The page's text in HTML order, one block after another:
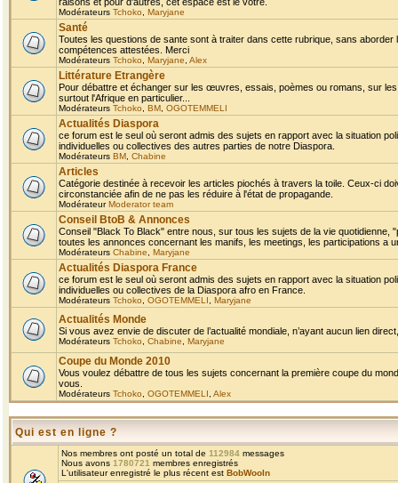
Modérateurs Tchoko Maryjane
Santé
Toutes les questions de sante sont à traiter dans cette rubrique, sans
compétences attestées. Merci
Modérateurs Tchoko Maryjane Alex
Littérature Etrangère
Pour débattre et échanger sur les œuvres, essais, poèmes ou romans, sur
surtout l'Afrique en particulier...
Modérateurs Tchoko BM OGOTEMMELI
Actualités Diaspora
ce forum est le seul où seront admis des sujets en rapport avec la situation
individuelles ou collectives des autres parties de notre Diaspora.
Modérateurs BM Chabine
Articles
Catégorie destinée à recevoir les articles piochés à travers la toile. Ceux-ci
circonstanciée afin de ne pas les réduire à l'état de propagande.
ModérateurModerator team
Conseil BtoB & Annonces
Conseil "Black To Black" entre nous, sur tous les sujets de la vie
toutes les annonces concernant les manifs, les meetings, les participations a
Modérateurs Chabine Maryjane
Actualités Diaspora France
ce forum est le seul où seront admis des sujets en rapport avec la situation
individuelles ou collectives de la Diaspora afro en France.
Modérateurs Tchoko OGOTEMMELI Maryjane
Actualités Monde
Si vous avez envie de discuter de l’actualité mondiale, n’ayant aucun lien
Modérateurs Tchoko Chabine Maryjane
Coupe du Monde 2010
Vous voulez débattre de tous les sujets concernant la première coupe du
vous.
Modérateurs Tchoko OGOTEMMELI Alex
Qui est en ligne ?
Nos membres ont posté un total de 112984 messages
Nous avons 1780721 membres enregistrés
L'utilisateur enregistré le plus récent est BobWooln